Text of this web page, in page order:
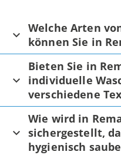
Welche Arten
können Sie in
Bieten Sie in
individuelle
verschiedene
Wie wird in
sichergestellt,
hygienisch